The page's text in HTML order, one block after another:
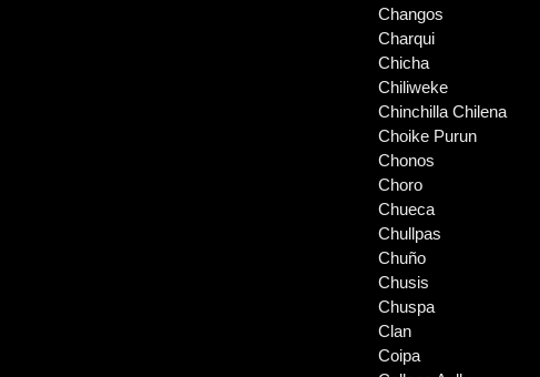
Changos
Charqui
Chicha
Chiliweke
Chinchilla Chilena
Choike Purun
Chonos
Choro
Chueca
Chullpas
Chuño
Chusis
Chuspa
Clan
Coipa